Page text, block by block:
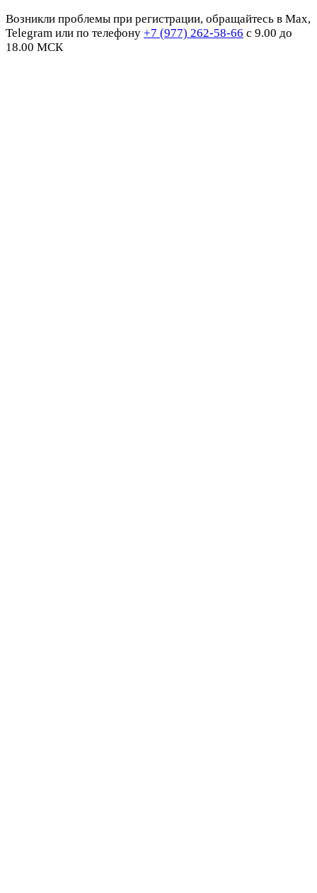
Возникли проблемы при регистрации, обращайтесь в Max,
Telegram или по телефону +7 (977) 262-58-66 с 9.00 до
18.00 МСК